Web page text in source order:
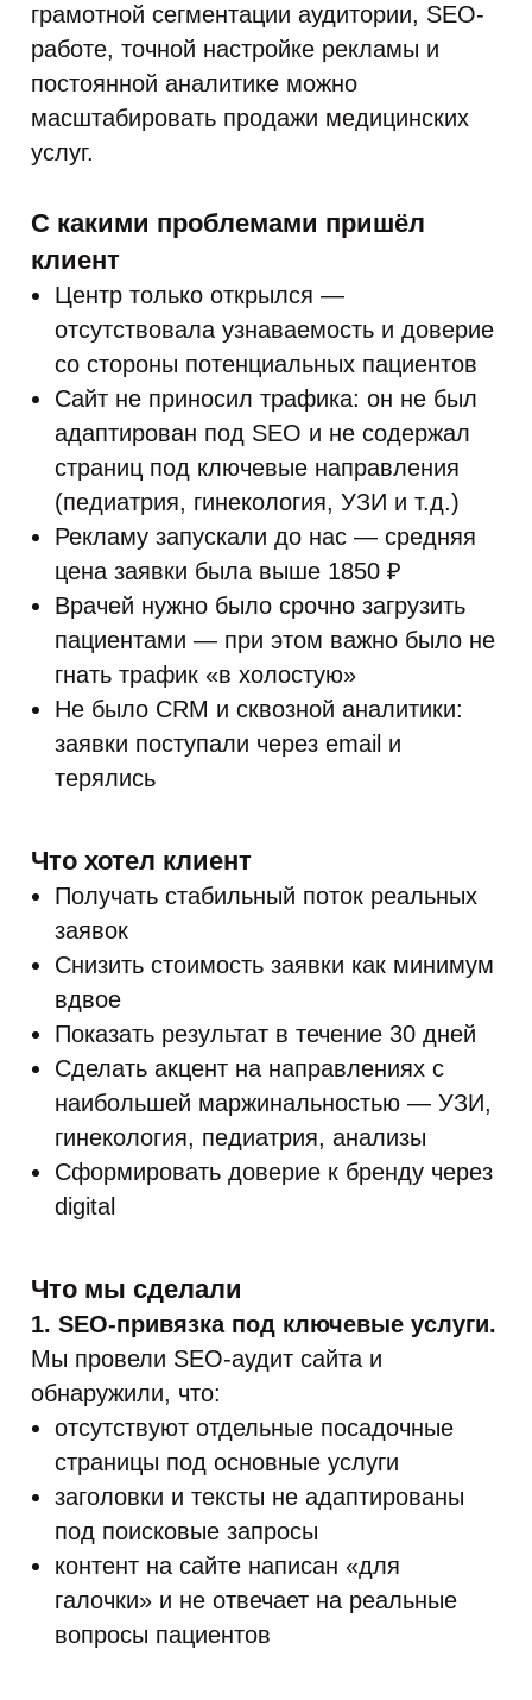
грамотной сегментации аудитории, SEO-
работе, точной настройке рекламы и
постоянной аналитике можно
масштабировать продажи медицинских
услуг.
С какими проблемами пришёл
клиент
Центр только открылся —
отсутствовала узнаваемость и доверие
со стороны потенциальных пациентов
Сайт не приносил трафика: он не был
адаптирован под SEO и не содержал
страниц под ключевые направления
(педиатрия, гинекология, УЗИ и т.д.)
Рекламу запускали до нас — средняя
цена заявки была выше 1850 ₽
Врачей нужно было срочно загрузить
пациентами — при этом важно было не
гнать трафик «в холостую»
Не было CRM и сквозной аналитики:
заявки поступали через email и
терялись
Что хотел клиент
Получать стабильный поток реальных
заявок
Снизить стоимость заявки как минимум
вдвое
Показать результат в течение 30 дней
Сделать акцент на направлениях с
наибольшей маржинальностью — УЗИ,
гинекология, педиатрия, анализы
Сформировать доверие к бренду через
digital
Что мы сделали
1. SEO-привязка под ключевые услуги.
Мы провели SEO-аудит сайта и
обнаружили, что:
отсутствуют отдельные посадочные
страницы под основные услуги
заголовки и тексты не адаптированы
под поисковые запросы
контент на сайте написан «для
галочки» и не отвечает на реальные
вопросы пациентов